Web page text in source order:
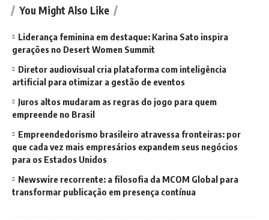
You Might Also Like
Liderança feminina em destaque: Karina Sato inspira
gerações no Desert Women Summit
Diretor audiovisual cria plataforma com inteligência
artificial para otimizar a gestão de eventos
Juros altos mudaram as regras do jogo para quem
empreende no Brasil
Empreendedorismo brasileiro atravessa fronteiras: por
que cada vez mais empresários expandem seus negócios
para os Estados Unidos
Newswire recorrente: a filosofia da MCOM Global para
transformar publicação em presença contínua